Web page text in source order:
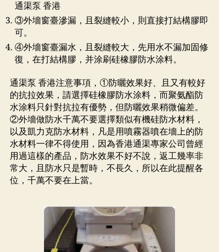
通渠泵 香港
③外墻窗臺滲漏，且裂縫較小，則直接打結構膠即
可。
④外墻窗臺漏水，且裂縫較大，先用水不漏加固修
復，在打結構膠，并涂刷硅橡膠防水涂料。
通渠泵 香港注意事項，①防曬效果好、且又有較好
的抗拉效果，請選擇硅橡膠防水涂料，而聚氨酯防
水涂料只針對抗拉有優勢，但防曬效果稍微偏差。
②外墻做防水千萬不要選擇類似有機硅防水材料，
以及凱力克防水材料，凡是用噴霧器噴在墻上的防
水材料一律不得使用，因為香港通渠專家公司曾經
用過這樣的產品，防水效果不好不說，返工幾率非
常大，且防水只是暫時，不長久，所以在此提醒各
位，千萬不要在上當。